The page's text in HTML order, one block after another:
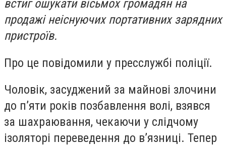
встиг ошукати вісьмох громадян на
продажі неіснуючих портативних зарядних
пристроїв.
Про це повідомили у пресслужбі поліції.
Чоловік, засуджений за майнові злочини
до п’яти років позбавлення волі, взявся
за шахраювання, чекаючи у слідчому
ізоляторі переведення до в’язниці. Тепер